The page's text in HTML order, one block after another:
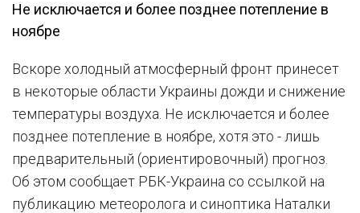
Не исключается и более позднее потепление в
ноябре
Вскоре холодный атмосферный фронт принесет
в некоторые области Украины дожди и снижение
температуры воздуха. Не исключается и более
позднее потепление в ноябре, хотя это - лишь
предварительный (ориентировочный) прогноз.
Об этом сообщает РБК-Украина со ссылкой на
публикацию метеоролога и синоптика Наталки